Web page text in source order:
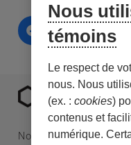
Nous sommes une
Nous
témoins
Le respect de
nous. Nous
(ex. : cookies)
contenus et
numérique.